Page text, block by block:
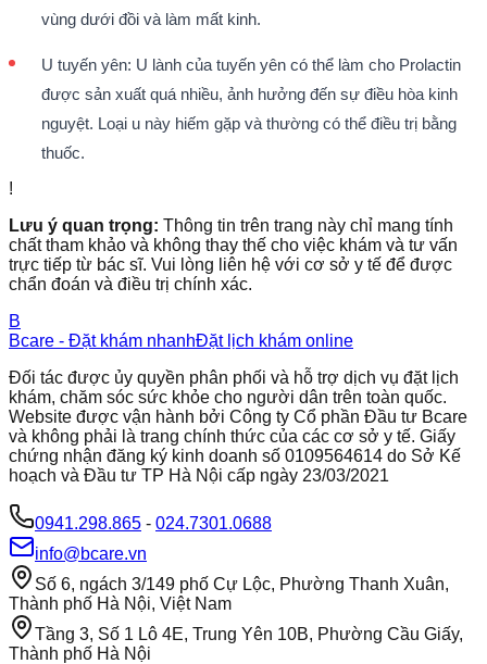
vùng dưới đồi và làm mất kinh.
U tuyến yên: U lành của tuyến yên có thể làm cho Prolactin
được sản xuất quá nhiều, ảnh hưởng đến sự điều hòa kinh
nguyệt. Loại u này hiếm gặp và thường có thể điều trị bằng
thuốc.
!
Lưu ý quan trọng: Thông tin trên trang này chỉ mang tính
chất tham khảo và không thay thế cho việc khám và tư vấn
trực tiếp từ bác sĩ. Vui lòng liên hệ với cơ sở y tế để được
chẩn đoán và điều trị chính xác.
B
Bcare - Đặt khám nhanhĐặt lịch khám online
Đối tác được ủy quyền phân phối và hỗ trợ dịch vụ đặt lịch
khám, chăm sóc sức khỏe cho người dân trên toàn quốc.
Website được vận hành bởi Công ty Cổ phần Đầu tư Bcare
và không phải là trang chính thức của các cơ sở y tế. Giấy
chứng nhận đăng ký kinh doanh số 0109564614 do Sở Kế
hoạch và Đầu tư TP Hà Nội cấp ngày 23/03/2021
0941.298.865 - 024.7301.0688
info@bcare.vn
Số 6, ngách 3/149 phố Cự Lộc, Phường Thanh Xuân,
Thành phố Hà Nội, Việt Nam
Tầng 3, Số 1 Lô 4E, Trung Yên 10B, Phường Cầu Giấy,
Thành phố Hà Nội